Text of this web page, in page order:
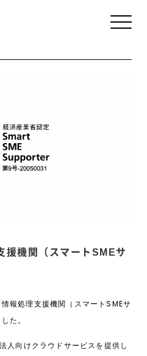
援機関（スマートSMEサ
報処理支援機関（スマートSMEサ
た。
人向けクラウドサービスを提供し